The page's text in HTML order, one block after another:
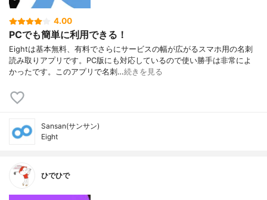
4.00
PCでも簡単に利用できる！
Eightは基本無料、有料でさらにサービスの幅が広がるスマホ用の名刺
読み取りアプリです。PC版にも対応しているので使い勝手は非常によ
かったです。このアプリで名刺…続きを見る
Sansan(サンサン)
Eight
ひでひで